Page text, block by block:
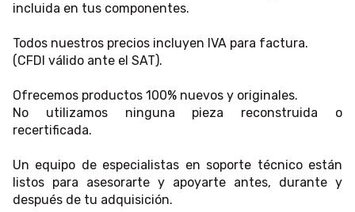
incluida en tus componentes.
Todos nuestros precios incluyen IVA para factura.
(CFDI válido ante el SAT).
Ofrecemos productos 100% nuevos y originales.
No utilizamos ninguna pieza reconstruida o
recertificada.
Un equipo de especialistas en soporte técnico están
listos para asesorarte y apoyarte antes, durante y
después de tu adquisición.